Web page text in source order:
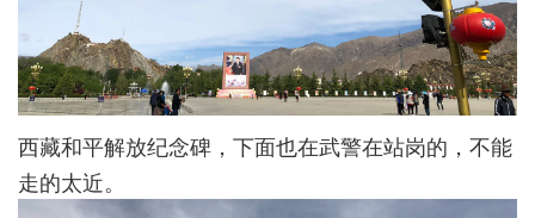
西藏和平解放纪念碑，下面也在武警在站岗的，不能
走的太近。